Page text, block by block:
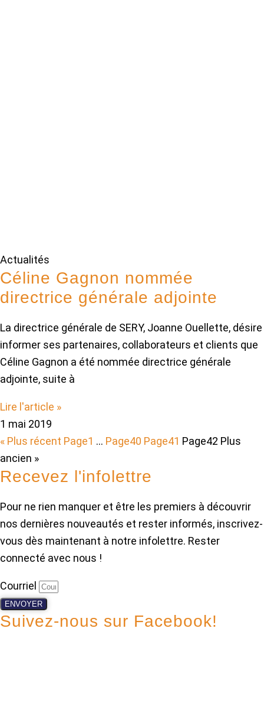
Actualités
Céline Gagnon nommée
directrice générale adjointe
La directrice générale de SERY, Joanne Ouellette, désire
informer ses partenaires, collaborateurs et clients que
Céline Gagnon a été nommée directrice générale
adjointe, suite à
Lire l'article »
1 mai 2019
« Plus récent Page1 … Page40 Page41 Page42 Plus
ancien »
Recevez l'infolettre
Pour ne rien manquer et être les premiers à découvrir
nos dernières nouveautés et rester informés, inscrivez-
vous dès maintenant à notre infolettre. Rester
connecté avec nous !
Courriel
ENVOYER
Suivez-nous sur Facebook!